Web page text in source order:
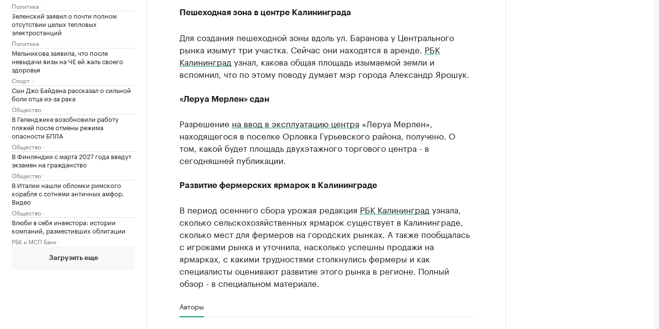
Политика
Зеленский заявил о почти полном
отсутствии целых тепловых
электростанций
Политика
Мельникова заявила, что после
невыдачи визы на ЧЕ ей жаль своего
здоровья
Спорт
Сын Джо Байдена рассказал о сильной
боли отца из-за рака
Общество
В Геленджике возобновили работу
пляжей после отмены режима
опасности БПЛА
Общество
В Финляндии с марта 2027 года введут
экзамен на гражданство
Общество
В Италии нашли обломки римского
корабля с сотнями античных амфор.
Видео
Общество
Влюби в себя инвестора: истории
компаний, разместивших облигации
РБК и МСП Банк
Загрузить еще
Пешеходная зона в центре Калининграда
Для создания пешеходной зоны вдоль ул. Баранова у Центрального
рынка изымут три участка. Сейчас они находятся в аренде. РБК
Калининград узнал, какова общая площадь изымаемой земли и
вспомнил, что по этому поводу думает мэр города Александр Ярошук.
«Леруа Мерлен» сдан
Разрешение на ввод в эксплуатацию центра «Леруа Мерлен»,
находящегося в поселке Орловка Гурьевского района, получено. О
том, какой будет площадь двухэтажного торгового центра - в
сегодняшней публикации.
Развитие фермерских ярмарок в Калининграде
В период осеннего сбора урожая редакция РБК Калининград узнала,
сколько сельскохозяйственных ярмарок существует в Калининграде,
сколько мест для фермеров на городских рынках. А также пообщалась
с игроками рынка и уточнила, насколько успешны продажи на
ярмарках, с какими трудностями столкнулись фермеры и как
специалисты оценивают развитие этого рынка в регионе. Полный
обзор - в специальном материале.
Авторы